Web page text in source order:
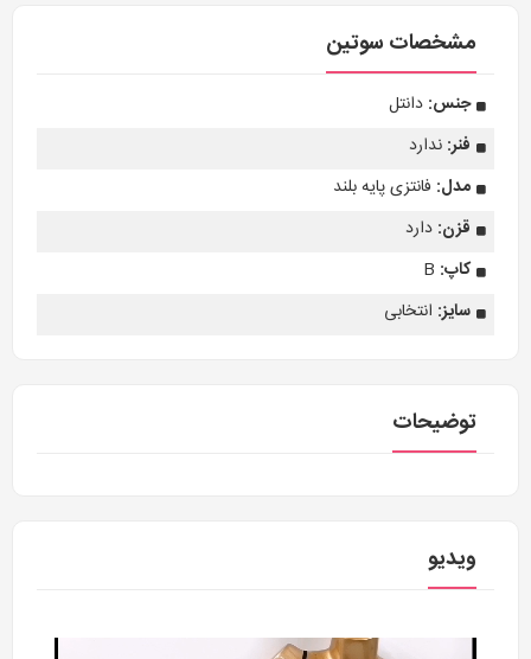
مشخصات سوتین
جنس: دانتل
فنر: ندارد
مدل: فانتزی پایه بلند
قزن: دارد
کاپ: B
سایز: انتخابی
توضیحات
ویدیو